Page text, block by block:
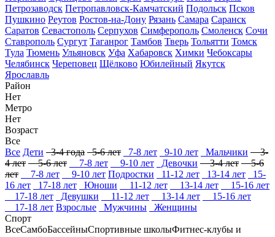
Петрозаводск Петропавловск-Камчатский Подольск Псков
Пушкино Реутов Ростов-на-Дону Рязань Самара Саранск
Саратов Севастополь Серпухов Симферополь Смоленск Сочи
Ставрополь Сургут Таганрог Тамбов Тверь Тольятти Томск
Тула Тюмень Ульяновск Уфа Хабаровск Химки Чебоксары
Челябинск Череповец Щёлково Юбилейный Якутск
Ярославль
Район
Нет
Метро
Нет
Возраст
Все
Все Дети 3-4 года 5-6 лет 7-8 лет 9-10 лет Мальчики 3-
4 лет 5-6 лет 7-8 лет 9-10 лет Девочки 3-4 лет 5-6
лет
7-8 лет 9-10 лет Подростки 11-12 лет 13-14 лет
15-
16 лет
17-18 лет Юноши 11-12 лет 13-14 лет
15-16 лет
17-18 лет
Девушки 11-12 лет 13-14 лет
15-16 лет
17-18 лет Взрослые Мужчины
Женщины
Спорт
ВсеСамбоБассейныСпортивные школыФитнес-клубы и